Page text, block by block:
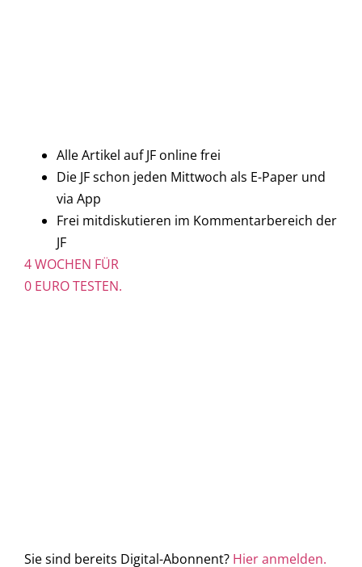
Alle Artikel auf JF online frei
Die JF schon jeden Mittwoch als E-Paper und
via App
Frei mitdiskutieren im Kommentarbereich der
JF
4 WOCHEN FÜR
0 EURO TESTEN.
Sie sind bereits Digital-Abonnent? Hier anmelden.